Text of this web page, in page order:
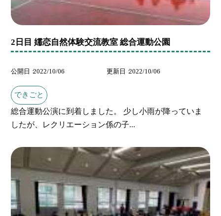
2日目 嬬恋自然体験交流教室 総合運動公園
公開日 2022/10/06 更新日 2022/10/06
できごと
総合運動公演に到着しました。 少し小雨が降っていま
したが、レクリエーション係の子...